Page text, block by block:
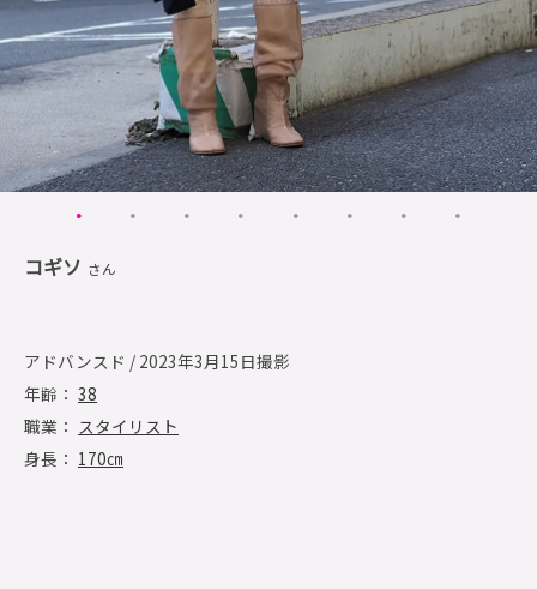
コギソ さん
アドバンスド / 2023年3月15日撮影
年齢： 38
職業： スタイリスト
身長： 170㎝